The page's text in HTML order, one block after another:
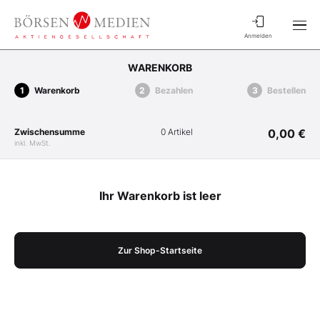
Anmelden
WARENKORB
Warenkorb Bezahlen Bestellen
Zwischensumme
inkl. MwSt.
0 Artikel 0,00 €
Ihr Warenkorb ist leer
Zur Shop-Startseite